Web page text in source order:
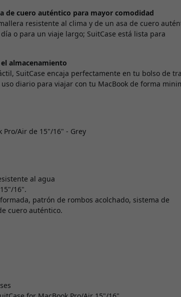
de cuero auténtico para mayor comodidad
resistente al clima y de un asa de cuero
o para un viaje largo; SuitCase está lista para
almacenamiento
SuitCase encaja perfectamente en tu bolso de
diario para viajar con tu MacBook de forma
Pro/Air de 15"/16" - Grey
al agua
16".
patrón de rombos acolchado, sistema de
cuero auténtico.